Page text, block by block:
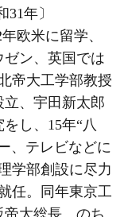
年〕
欧米に留学、
ゼン、英国では
帝大工学部教授
立、宇田新太郎
し、15年“八
、テレビなどに
学部創設に尽力
任。同年東京工
帝大総長、のち